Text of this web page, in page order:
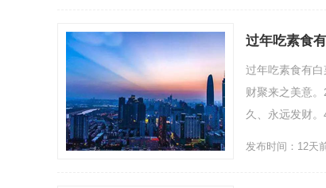
过年吃素食
过年吃素食有
财聚来之美意
久、永远发财。
发布时间：12天